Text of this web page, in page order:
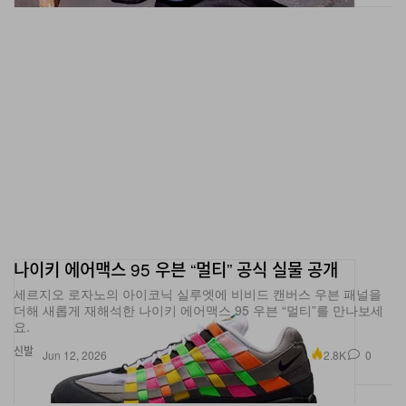
신발
나이키 에어맥스 95 우븐 “멀티” 공식 실물 공개
세르지오 로자노의 아이코닉 실루엣에 비비드 캔버스 우븐 패널을
더해 새롭게 재해석한 나이키 에어맥스 95 우븐 “멀티”를 만나보세
요.
Jun 12, 2026 2.8K 0